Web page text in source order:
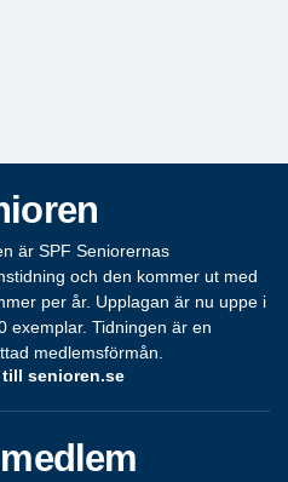
är SPF Seniorernas
och den kommer ut med
per år. Upplagan är nu uppe i
exemplar. Tidningen är en
medlemsförmån.
till senioren.se